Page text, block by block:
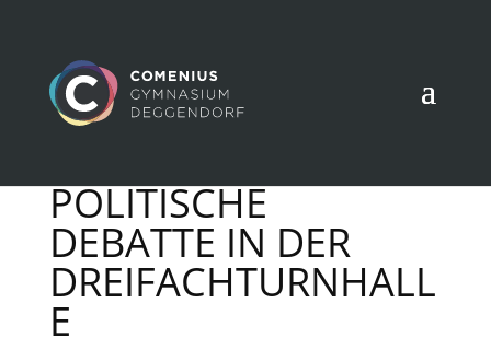
POLITISCHE
DEBATTE IN DER
DREIFACHTURNHALL
E